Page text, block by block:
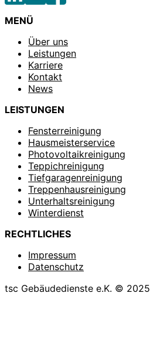
MENÜ
Über uns
Leistungen
Karriere
Kontakt
News
LEISTUNGEN
Fensterreinigung
Hausmeisterservice
Photovoltaikreinigung
Teppichreinigung
Tiefgaragenreinigung
Treppenhausreinigung
Unterhaltsreinigung
Winterdienst
RECHTLICHES
Impressum
Datenschutz
tsc Gebäudedienste e.K. © 2025